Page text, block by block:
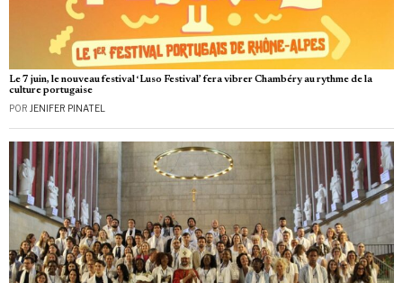
Le 7 juin, le nouveau festival ‘Luso Festival’ fera vibrer Chambéry au rythme de la
culture portugaise
POR JENIFER PINATEL